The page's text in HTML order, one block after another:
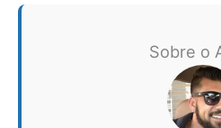
Sobre o